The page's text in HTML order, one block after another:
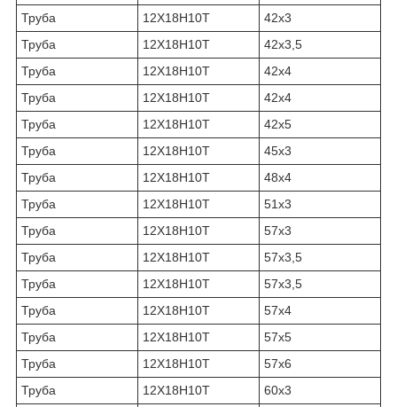
Труба
12Х18Н10Т
42х3
Труба
12Х18Н10Т
42х3,5
Труба
12Х18Н10Т
42х4
Труба
12Х18Н10Т
42х4
Труба
12Х18Н10Т
42х5
Труба
12Х18Н10Т
45х3
Труба
12Х18Н10Т
48х4
Труба
12Х18Н10Т
51х3
Труба
12Х18Н10Т
57х3
Труба
12Х18Н10Т
57х3,5
Труба
12Х18Н10Т
57х3,5
Труба
12Х18Н10Т
57х4
Труба
12Х18Н10Т
57х5
Труба
12Х18Н10Т
57х6
Труба
12Х18Н10Т 60х3